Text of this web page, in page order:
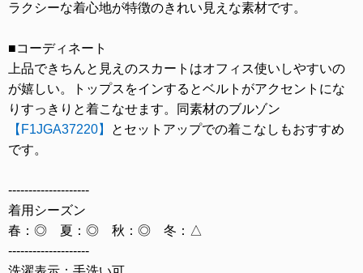
ラクシーな着心地が特徴のきれい見えな素材です。
■コーディネート
上品できちんと見えのスカートはオフィス使いしやすいの
が嬉しい。トップスをインするとベルトがアクセントにな
りすっきりと着こなせます。同素材のブルゾン
【F1JGA37220】
とセットアップでの着こなしもおすすめ
です。
--------------------
着用シーズン
春：◎ 夏：◎ 秋：◎ 冬：△
--------------------